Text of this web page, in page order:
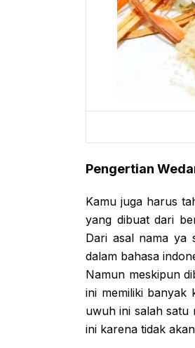
Pengertian
Kamu juga harus
yang dibuat dari
Dari asal nama ya
dalam bahasa
Namun meskipun
ini memiliki banyak
uwuh ini salah satu
ini karena tidak